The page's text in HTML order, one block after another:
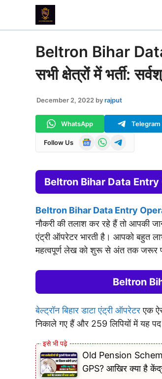
content
Beltron Bihar
सभी क्षेत्रों में भर्ती:
December 2, 2022 byrajput
WhatsApp Telegram
Follow Us
Beltron Bihar Data Entry
Beltron Bihar Data Entry
नौकरी की तलाश कर रहे हैं तो आपकी
एंट्री ऑपरेटर भारती है। आपको बहुत
महत्वपूर्ण लेख को शुरू से अंत तक जरूर
Beltron
बेल्ट्रॉन बिहार डाटा एंट्री ऑपरेटरएक
निकाले गए हैं और 259 लिपियों में यह पद
Old Pension
GPS? आखिर क्या है